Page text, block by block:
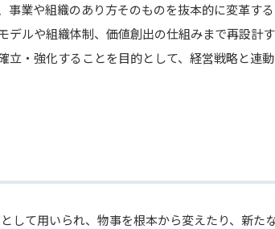
事業や組織のあり方そのものを抜本的に変革する
デルや組織体制、価値創出の仕組みまで再設計す
立・強化することを目的として、経営戦略と連動
して用いられ、物事を根本から変えたり、新た